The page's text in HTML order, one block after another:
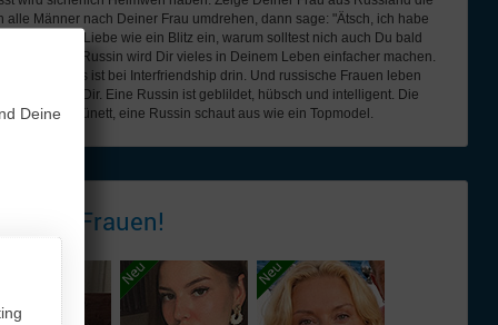
alle Männer nach Deiner Frau umdrehen, dann sage: "Ätsch, ich habe
schlägt die Liebe wie ein Blitz ein, warum solltest nich auch Du bald
Eine Russin wird Dir vieles in Deinem Leben einfacher machen.
Alles ist bei Interfriendship drin. Und russische Frauen leben
auch bei Dir. Eine Russin ist geblildet, hübsch und intelligent. Die
oder brünett, eine Russin schaut aus wie ein Topmodel.
Frauen!
Deine